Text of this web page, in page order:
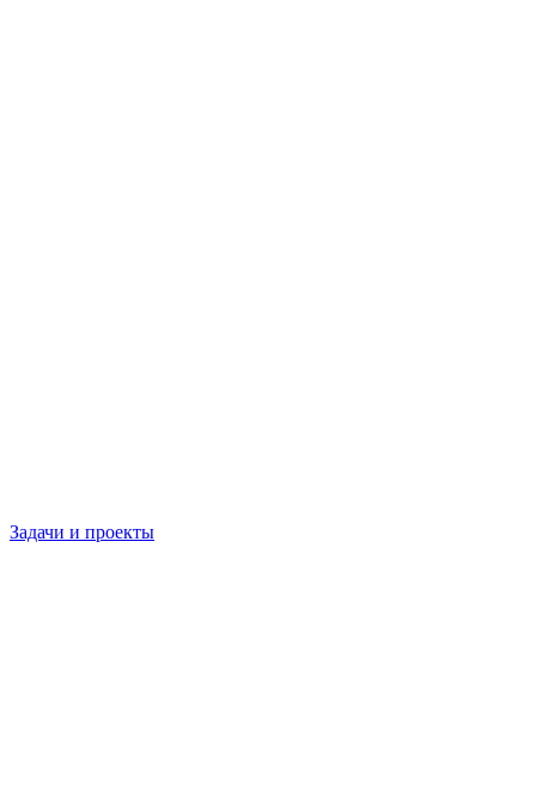
Задачи и проекты